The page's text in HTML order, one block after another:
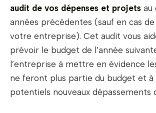
audit de vos dépenses et projets au
années précédentes (sauf en cas
votre entreprise). Cet audit vous
prévoir le budget de l’année
l’entreprise à mettre en évidence
ne feront plus partie du budget et
potentiels nouveaux dépassements